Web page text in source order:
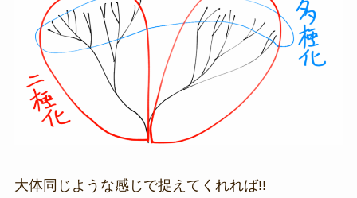
大体同じような感じで捉えてくれれば!!